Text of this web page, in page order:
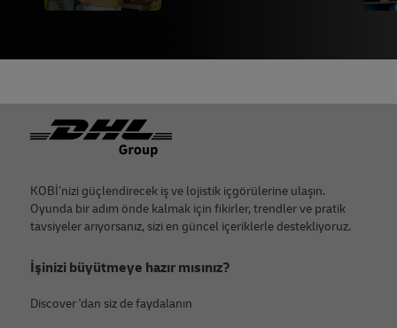
Footer
KOBİ’nizi güçlendirecek iş ve lojistik içgörülerine ulaşın.
Oyunda bir adım önde kalmak için fikirler, trendler ve pratik
tavsiyeler arıyorsanız, sizi en güncel içeriklerle destekliyoruz.
İşinizi büyütmeye hazır mısınız?
Discover 'dan siz de faydalanın